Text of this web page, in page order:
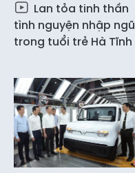
Lan tỏa tinh thần
tình nguyện nhập ngũ
trong tuổi trẻ Hà Tĩnh